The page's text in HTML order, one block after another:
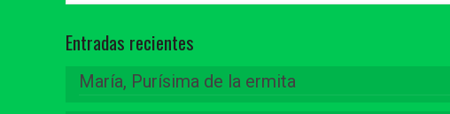
Entradas recientes
María, Purísima de la ermita